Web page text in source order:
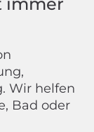
Wir helfen
Bad oder